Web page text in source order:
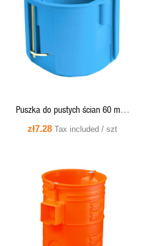
QUICK VIEW
Puszka do pustych ścian 60 mm,
głęboka, łączona - PV60D Simet
zł7.28 Tax included / szt
QUICK VIEW